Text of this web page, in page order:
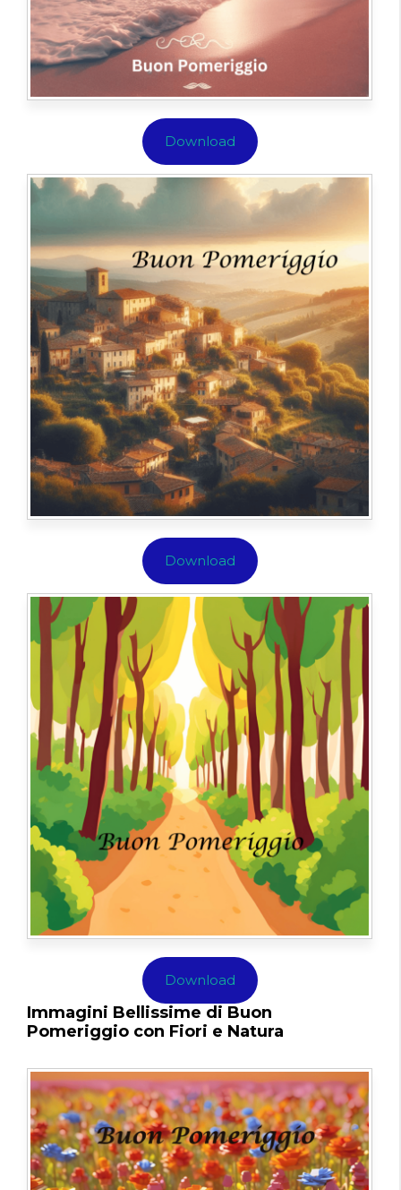
Download
Download
Download
Immagini Bellissime di Buon
Pomeriggio con Fiori e Natura